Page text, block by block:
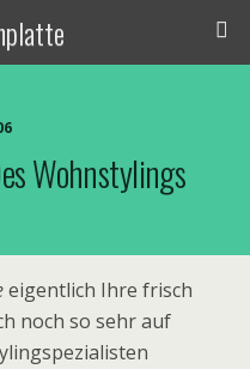
Wohnstylings
eigentlich Ihre frisch
noch so sehr auf